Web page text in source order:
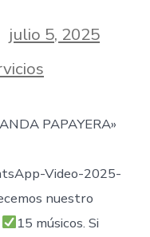
julio 5, 2025
PAPAYERA»
Video-2025-
nuestro
15 músicos. Si